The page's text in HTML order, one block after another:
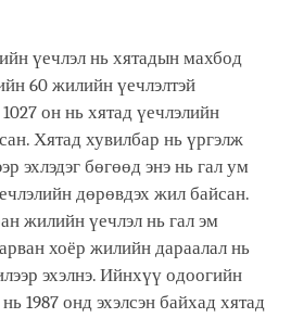
үечлэл нь хятадын махбод
60 жилийн үечлэлтэй
он нь хятад үечлэлийн
Хятад хувилбар нь үргэлж
эхлэдэг бөгөөд энэ нь гал ум
дөрөвдэх жил байсан.
жилийн үечлэл нь гал эм
хоёр жилийн дараалал нь
эхэлнэ. Ийнхүү одоогийн
1987 онд эхэлсэн байхад хятад